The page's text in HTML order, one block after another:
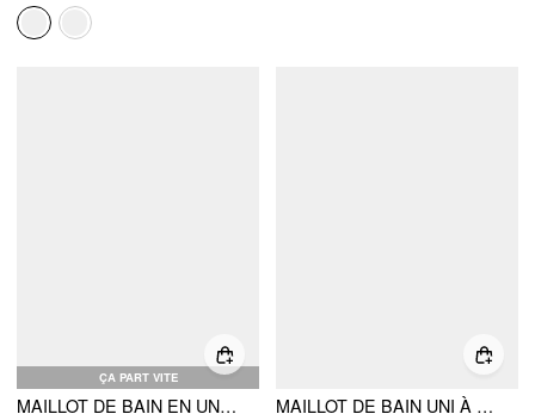
ÇA PART VITE
MAILLOT DE BAIN EN UNE PIÈCE À COL V MOULANT ET BORDURES CONTRASTÉES
MAILLOT DE BAIN UNI À COL HALTER ET FINITIONS CONTRASTÉES À HAUTE EXTENSIBILITÉ